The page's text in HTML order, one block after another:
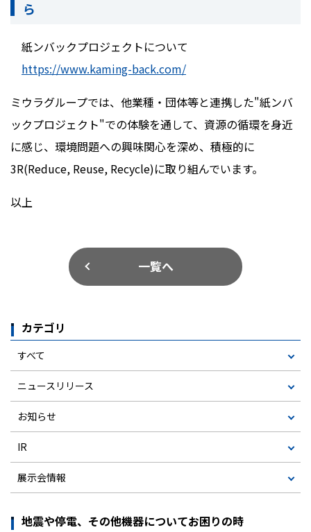
ら
紙ンバックプロジェクトについて
https://www.kaming-back.com/
ミウラグループでは、他業種・団体等と連携した"紙ンバ
ックプロジェクト"での体験を通して、資源の循環を身近
に感じ、環境問題への興味関心を深め、積極的に
3R(Reduce, Reuse, Recycle)に取り組んでいます。
以上
一覧へ
カテゴリ
すべて
ニュースリリース
お知らせ
IR
展示会情報
地震や停電、その他機器についてお困りの時